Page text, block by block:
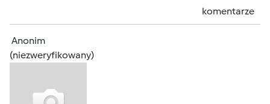
komentarze
Anonim
(niezweryfikowany)